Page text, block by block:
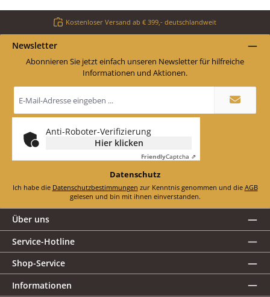
Kostenloser Versand ab € 399,- deutschlandweit
Newsletter
Abonnieren Sie jetzt einfach unseren Newsletter für hilfreiche
Informationen und Aktionen.
Mail-
Adresse
*
Anti-Roboter-Verifizierung
Hier klicken
FriendlyCaptcha ⇗
Datenschutz
Ich habe die Datenschutzbestimmungen zur Kenntnis genommen und die AGB
gelesen und bin mit ihnen einverstanden.
Über uns
Service-Hotline
Shop-Service
Informationen